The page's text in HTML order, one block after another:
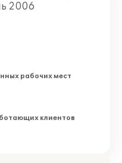
2006
рабочих мест
клиентов